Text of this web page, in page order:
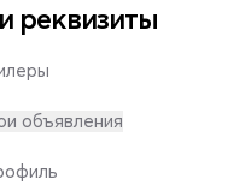
реквизиты
объявления